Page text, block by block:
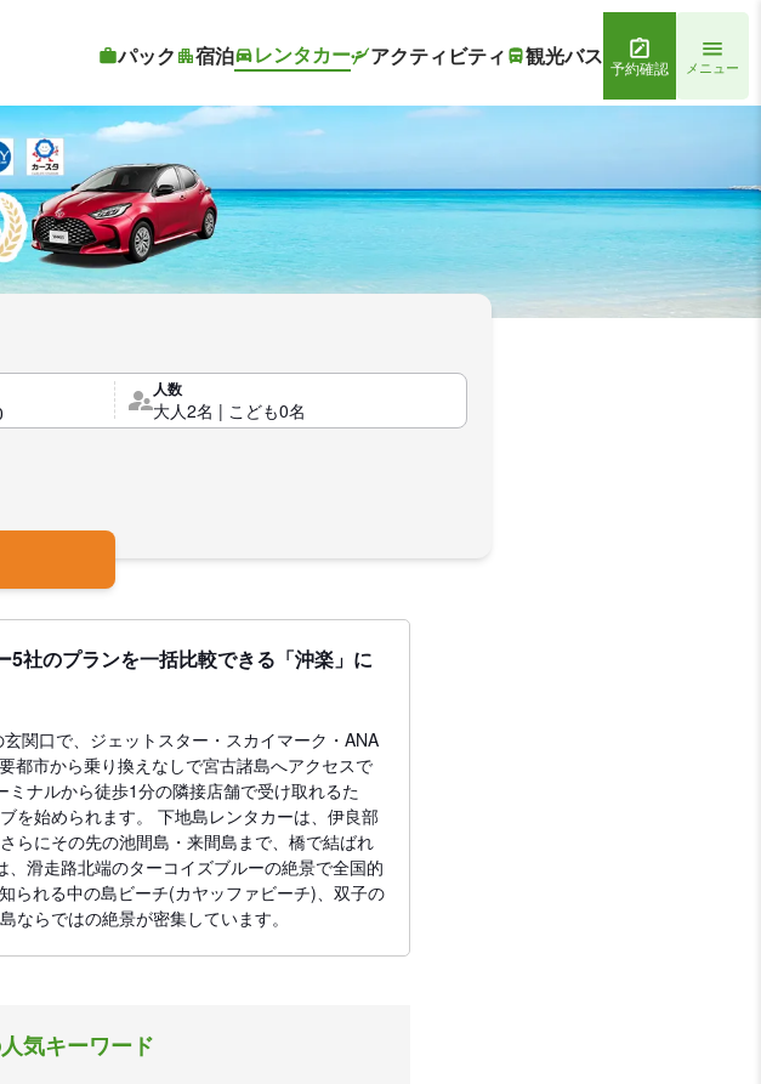
パック 宿泊 レンタカー アクティビティ 観光バス 予約確認 メニュー
人数
社のプランを一括比較できる「沖楽」に
関口で、ジェットスター・スカイマーク・ANA
都市から乗り換えなしで宮古諸島へアクセスで
ナルから徒歩1分の隣接店舗で受け取れるた
を始められます。 下地島レンタカーは、伊良部
らにその先の池間島・来間島まで、橋で結ばれ
滑走路北端のターコイズブルーの絶景で全国的
られる中の島ビーチ(カヤッファビーチ)、双子の
らではの絶景が密集しています。
気キーワード